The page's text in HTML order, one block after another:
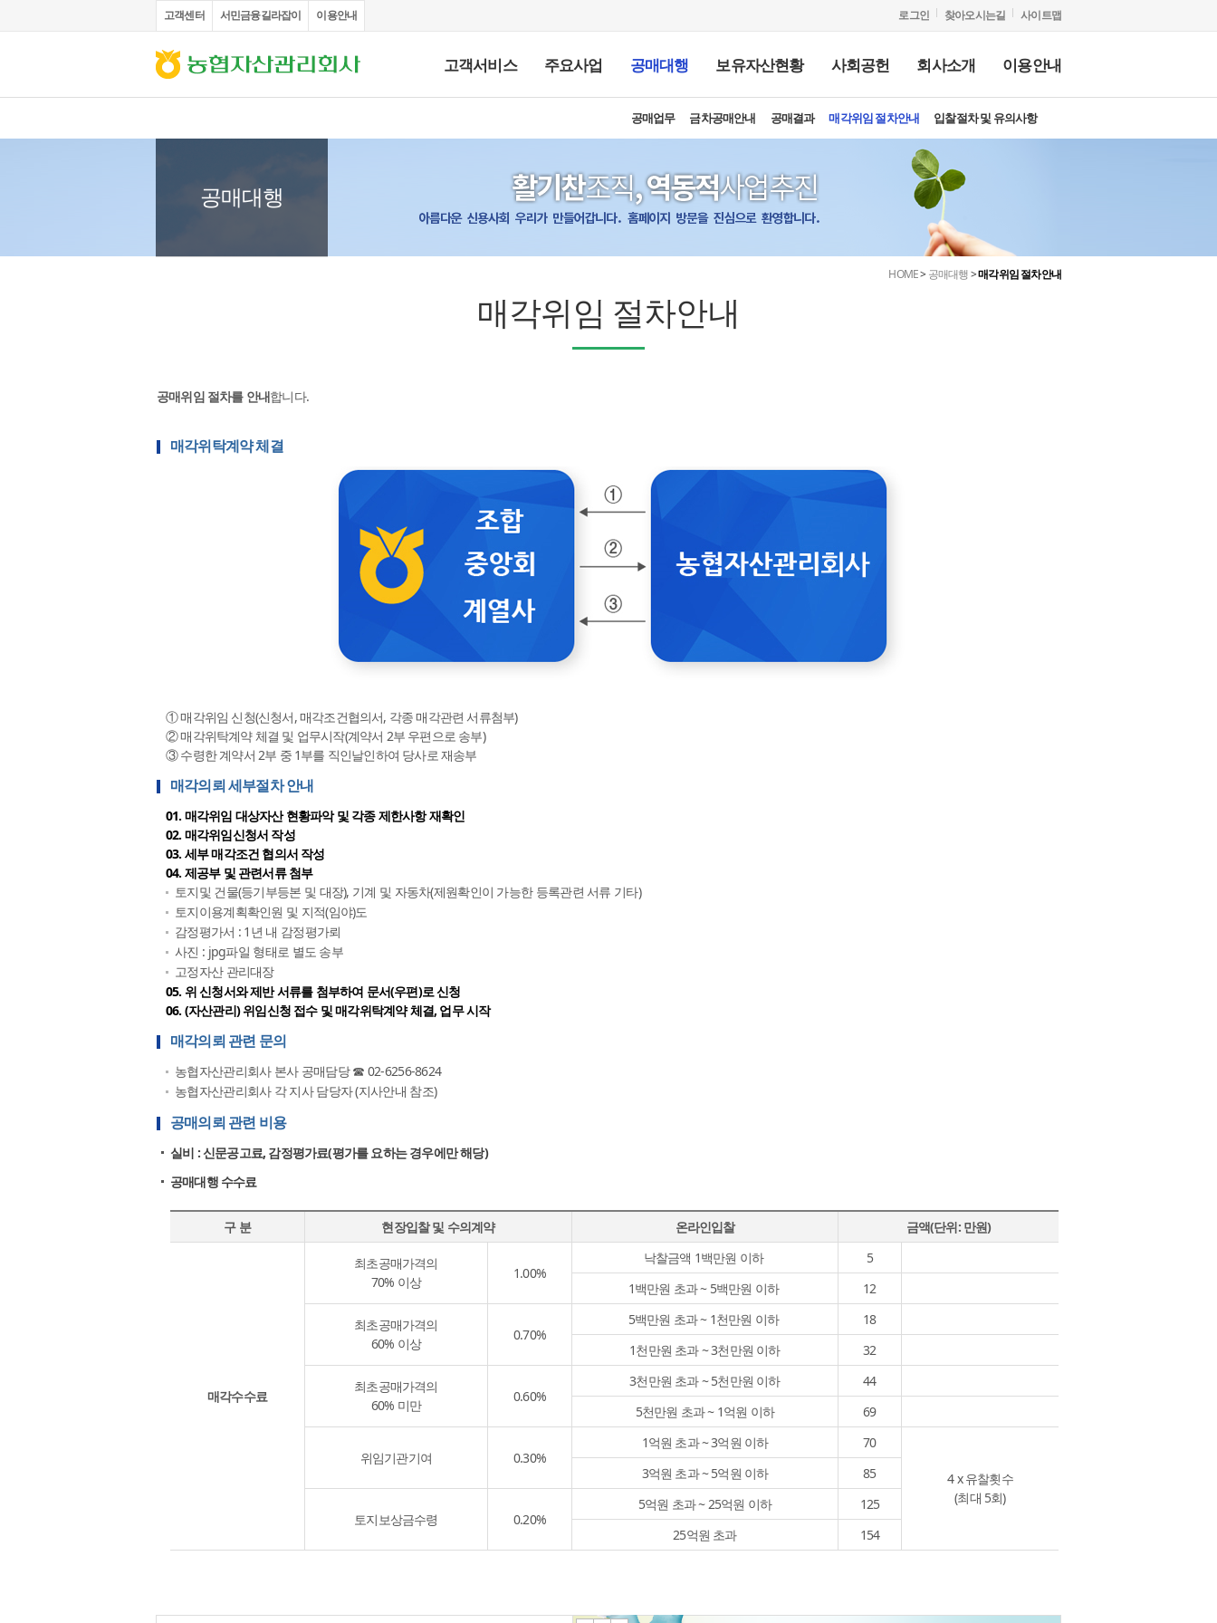
고객센터 서민금융길라잡이 이용안내 로그인 찾아오시는길 사이트맵
고객서비스 주요사업
부실자산 인수 임대차조사 재산조사
공매대행
공매업무 금차공매안내 공매결과 매각위임 절차안내 입찰절차 및 유의사항
보유자산현황
경매 공매 추천물건
사회공헌
공지사항 사회공헌활동 보도자료
회사소개
지사무소 소개 찾아오시는길 채용정보 윤리경영 안전보건 서민금융길라잡이
이용안내
불법채권추심 대응요령 불법채권추심대응10대원칙 소멸시효 완성채권 추심 관련 금융소비자 유의사항
공매대행
HOME>공매대행>매각위임 절차안내
매각위임 절차안내
공매위임 절차를 안내합니다.
매각위탁계약 체결
① 매각위임 신청(신청서, 매각조건협의서, 각종 매각관련 서류첨부)
② 매각위탁계약 체결 및 업무시작(계약서 2부 우편으로 송부)
③ 수령한 계약서 2부 중 1부를 직인날인하여 당사로 재송부
매각의뢰 세부절차 안내
01. 매각위임 대상자산 현황파악 및 각종 제한사항 재확인
02. 매각위임신청서 작성
03. 세부 매각조건 협의서 작성
04. 제공부 및 관련서류 첨부
토지및 건물(등기부등본 및 대장), 기계 및 자동차(제원확인이 가능한 등록관련 서류 기타)
토지이용계획확인원 및 지적(임야)도
감정평가서 : 1년 내 감정평가뢰
사진 : jpg파일 형태로 별도 송부
고정자산 관리대장
05. 위 신청서와 제반 서류를 첨부하여 문서(우편)로 신청
06. (자산관리) 위임신청 접수 및 매각위탁계약 체결, 업무 시작
매각의뢰 관련 문의
농협자산관리회사 본사 공매담당 ☎ 02-6256-8624
농협자산관리회사 각 지사 담당자 (지사안내 참조)
공매의뢰 관련 비용
실비 : 신문공고료, 감정평가료(평가를 요하는 경우에만 해당)
공매대행 수수료
구 분 현장입찰 및 수의계약 온라인입찰 금액(단위: 만원)
매각수수료
최초공매가격의
70% 이상
1.00%
낙찰금액 1백만원 이하
5
1백만원 초과 ~ 5백만원 이하
12
최초공매가격의
60% 이상
0.70%
5백만원 초과 ~ 1천만원 이하
18
1천만원 초과 ~ 3천만원 이하
32
최초공매가격의
60% 미만
0.60%
3천만원 초과 ~ 5천만원 이하
44
5천만원 초과 ~ 1억원 이하
69
위임기관기여 0.30%
1억원 초과 ~ 3억원 이하 70
4 x 유찰횟수
(최대 5회)
3억원 초과 ~ 5억원 이하 85
토지보상금수령 0.20%
5억원 초과 ~ 25억원 이하
125
25억원 초과
154